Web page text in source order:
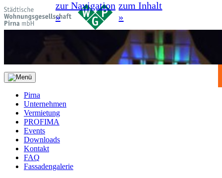
zur Navigation
»
zum Inhalt
»
Pirna
Unternehmen
Vermietung
PROFIMA
Events
Downloads
Kontakt
FAQ
Fassadengalerie